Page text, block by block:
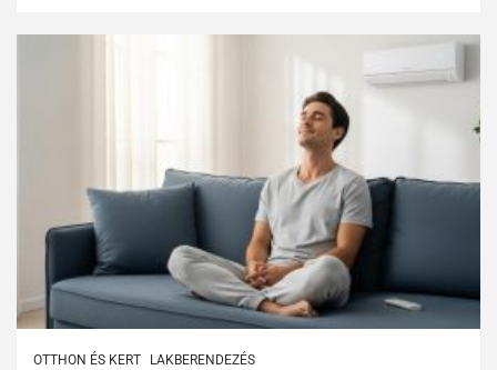
OTTHON ÉS KERT LAKBERENDEZÉS